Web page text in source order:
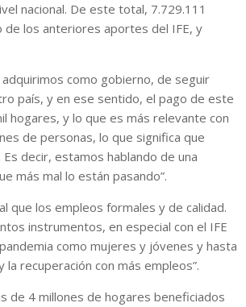
nacional. De este total, 7.729.111
de los anteriores aportes del IFE, y
como gobierno, de seguir
país, y en ese sentido, el pago de este
hogares, y lo que es más relevante con
de personas, lo que significa que
decir, estamos hablando de una
más mal lo están pasando”.
que los empleos formales y de calidad.
instrumentos, en especial con el IFE
como mujeres y jóvenes y hasta
recuperación con más empleos”.
de 4 millones de hogares beneficiados